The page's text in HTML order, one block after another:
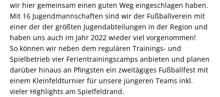
wir hier gemeinsam einen guten Weg eingeschlagen haben.
Mit 16 Jugendmannschaften sind wir der Fußballverein mit
einer der der größten Jugendabteilungen in der Region und
haben uns auch im Jahr 2022 wieder viel vorgenommen!
So können wir neben dem regulären Trainings- und
Spielbetrieb vier Ferientrainingscamps anbieten und planen
darüber hinaus an Pfingsten ein zweitägiges Fußballfest mit
einem Kleinfeldturnier für unsere jüngeren Teams inkl.
vieler Highlights am Spielfeldrand.